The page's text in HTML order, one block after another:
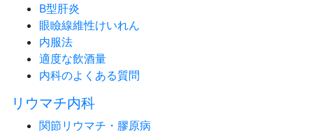
B型肝炎
眼瞼線維性けいれん
内服法
適度な飲酒量
内科のよくある質問
リウマチ内科
関節リウマチ・膠原病